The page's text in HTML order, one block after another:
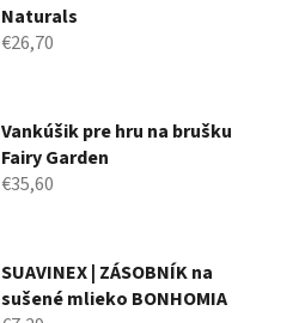
Naturals
€26,70
Vankúšik pre hru na brušku
Fairy Garden
€35,60
SUAVINEX | ZÁSOBNÍK na
sušené mlieko BONHOMIA